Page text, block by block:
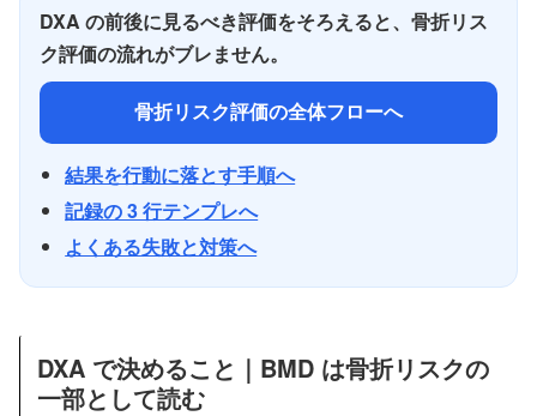
DXA の前後に見るべき評価をそろえると、骨折リス
ク評価の流れがブレません。
骨折リスク評価の全体フローへ
結果を行動に落とす手順へ
記録の 3 行テンプレへ
よくある失敗と対策へ
DXA で決めること｜BMD は骨折リスクの
一部として読む